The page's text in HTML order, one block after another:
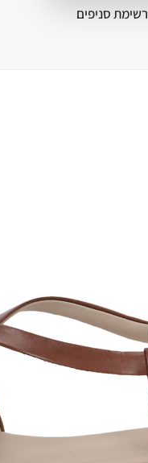
רשימת סניפים